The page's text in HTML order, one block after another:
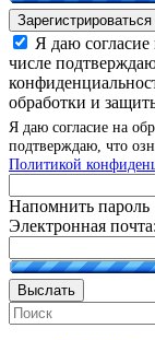
Зарегистрироваться
Я даю
числе
обработки и
Я даю согласие на
подтверждаю, что
Политикой
Напомнить пароль
Электронная почта:
Выслать